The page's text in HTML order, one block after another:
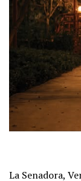
La Senadora,